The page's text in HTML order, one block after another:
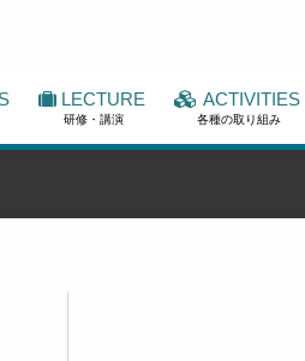
LECTURE
研修・講演
ACTIVITIES
各種の取り組み